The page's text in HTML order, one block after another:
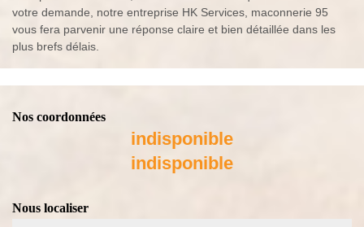
votre demande, notre entreprise HK Services, maconnerie 95
vous fera parvenir une réponse claire et bien détaillée dans les
plus brefs délais.
Nos coordonnées
indisponible
indisponible
Nous localiser